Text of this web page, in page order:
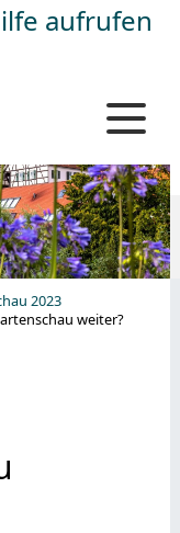
aufrufen
2023
weiter?